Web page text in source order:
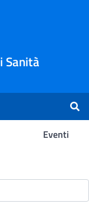
Sanità
Eventi
-